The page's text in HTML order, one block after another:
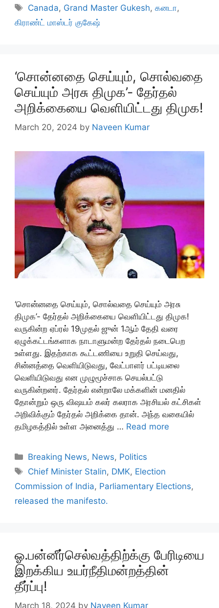
Tags
Canada, Grand Master Gukesh,கனடா,
கிராண்ட் மாஸ்டர் குகேஷ்
‘சொன்னதை செய்யும், சொல்வதை
செய்யும் அரசு திமுக’- தேர்தல்
அறிக்கையை வெளியிட்டது திமுக!
March 20, 2024 by Naveen Kumar
‘சொன்னதை செய்யும், சொல்வதை செய்யும் அரசு
திமுக’- தேர்தல் அறிக்கையை வெளியிட்டது திமுக!
வருகின்ற ஏப்ரல் 19முதல் ஜுன் 1ஆம் தேதி வரை
ஏழுக்கட்டங்களாக நாடாளுமன்ற தேர்தல் நடைபெற
உள்ளது. இதற்காக கூட்டணியை உறுதி செய்வது,
சின்னத்தை வெளியிடுவது, வேட்பாளர் பட்டியலை
வெளியிடுவது என முழுமூச்சாக செயல்பட்டு
வருகின்றனர். தேர்தல் என்றாலே மக்களின் மனதில்
தோன்றும் ஒரு விஷயம் கலர் கலராக அரசியல் கட்சிகள்
அறிவிக்கும் தேர்தல் அறிக்கை தான். அந்த வகையில்
தமிழகத்தில் உள்ள அனைத்து … Read more
Categories
Breaking News, News, Politics
Tags
Chief Minister Stalin, DMK, Election
Commission of India, Parliamentary Elections,
released the manifesto.
ஓ.பன்னீர்செல்வத்திற்க்கு பேரிடியை
இறக்கிய உயர்நீதிமன்றத்தின்
தீர்ப்பு!
March 18, 2024 by Naveen Kumar